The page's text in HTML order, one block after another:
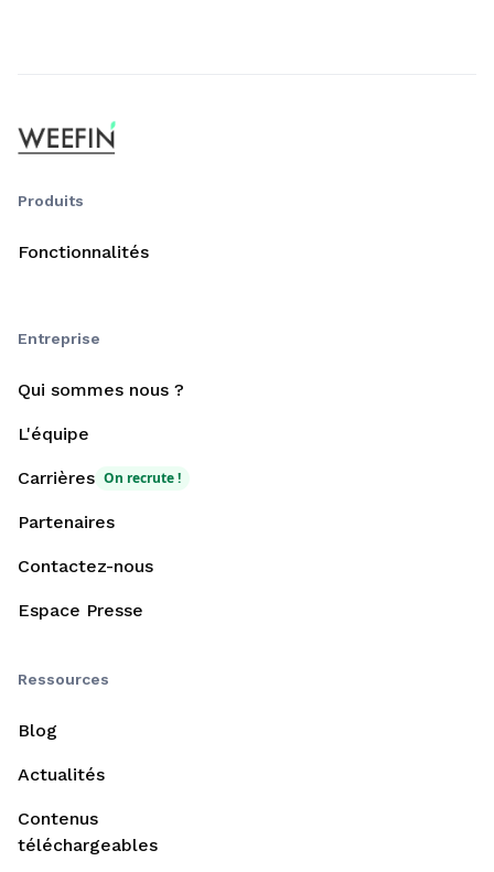
Produits
Fonctionnalités
Entreprise
Qui sommes nous ?
L'équipe
Carrières On recrute !
Partenaires
Contactez-nous
Espace Presse
Ressources
Blog
Actualités
Contenus
téléchargeables